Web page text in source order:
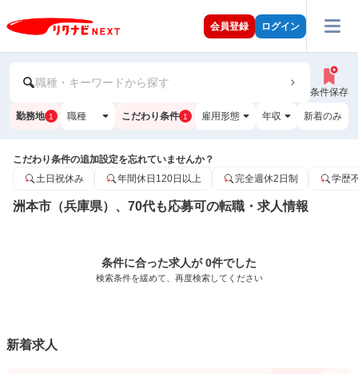
会員登録 ログイン
職種・キーワードから探す
条件保存
勤務地 1 職種 こだわり条件 1 雇用形態 年収 新着のみ
こだわり条件の追加設定を忘れていませんか？
土日祝休み
年間休日120日以上 完全週休2日制 学歴
洲本市（兵庫県）、70代も応募可の転職・求人情報
条件に合った求人が 0件でした
検索条件を緩めて、再度検索してください
新着求人